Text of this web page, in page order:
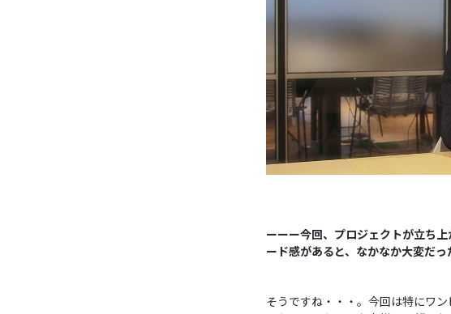
ーーー今回、プロジェクトが立ち
ード感があると、なかなか大変だっ
そうですね・・・。今回は特にワ